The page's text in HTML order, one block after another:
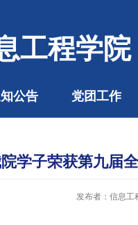
工程学院
公告 党团工作
学子荣获第九届
发布者：信息工